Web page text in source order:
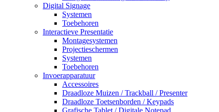
Digital Signage
Systemen
Toebehoren
Interactieve Presentatie
Montagesystemen
Projectieschermen
Systemen
Toebehoren
Invoerapparatuur
Accessoires
Draadloze Muizen / Trackball / Presenter
Draadloze Toetsenborden / Keypads
Grafische Tablet / Digitale Notepad